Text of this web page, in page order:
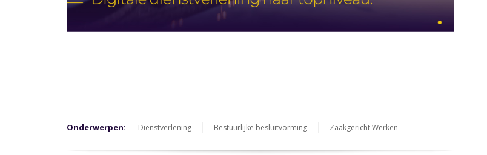
Onderwerpen: Dienstverlening Bestuurlijke besluitvorming Zaakgericht Werken